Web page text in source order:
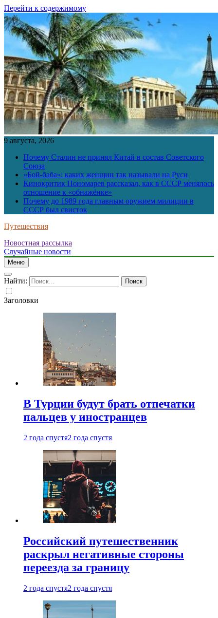
Перейти к содержимому
9 августа, 2026
Почему Сталин не принял Китай в состав Советского
Союза
«Бой-баба»: каких женщин так называли на Руси
Кинокритик Пономарев рассказал, как в СССР менялось
отношение к «обнажёнке»
Почему до 1989 года главным оружием милиции в
СССР был свисток
Путешествия
Новостная рассылка
Случайные новости
Меню
Найти:
Заголовки
В Турции будут брать отпечатки
пальцев у иностранцев
2 года спустя2 года спустя
Российский путешественник
раскрыл негативные стороны
переезда за границу
2 года спустя2 года спустя